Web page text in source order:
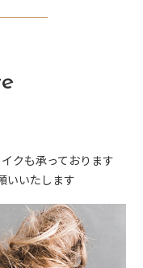
クも承っております
いいたします